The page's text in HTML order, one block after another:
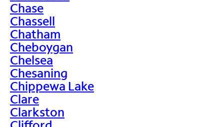
Chase
Chassell
Chatham
Cheboygan
Chelsea
Chesaning
Chippewa Lake
Clare
Clarkston